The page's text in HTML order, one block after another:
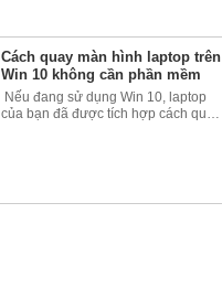
Cách quay màn hình laptop trên
Win 10 không cần phần mềm
Nếu đang sử dụng Win 10, laptop
của bạn đã được tích hợp cách quay